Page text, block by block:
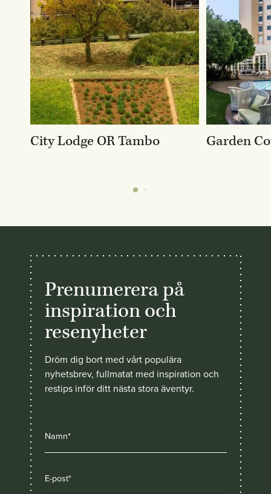
City Lodge OR Tambo Garden
Prenumerera på
inspiration och
resenyheter
Dröm dig bort med vårt populära
nyhetsbrev, fullmatat med inspiration och
restips inför ditt nästa stora äventyr.